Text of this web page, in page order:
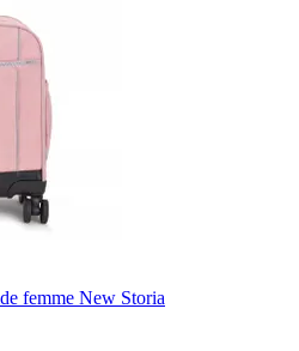
femme New Storia